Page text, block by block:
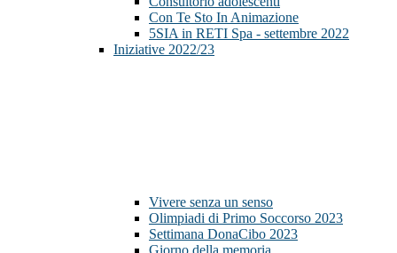
Con Te Sto In Animazione
5SIA in RETI Spa - settembre 2022
Iniziative 2022/23
Vivere senza un senso
Olimpiadi di Primo Soccorso 2023
Settimana DonaCibo 2023